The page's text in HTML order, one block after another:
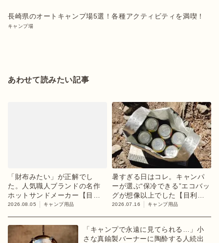
長崎県のオートキャンプ場5選！各種アクティビティを満喫！
キャンプ場
あわせて読みたい記事
「財布みたい」が正解でし
た。人気職人ブランドの名作
ホットサンドメーカー【目利
きのキャンプギア】
2026.08.05 キャンプ用品
暑すぎる日はコレ。キャンパ
ーが選ぶ“保冷できる”エコバッ
グが想像以上でした【目利き
のキャンプギア】
2026.07.16 キャンプ用品
「キャンプで永遠に見てられる…」小
さな真鍮製バーナーに陶酔する人続出